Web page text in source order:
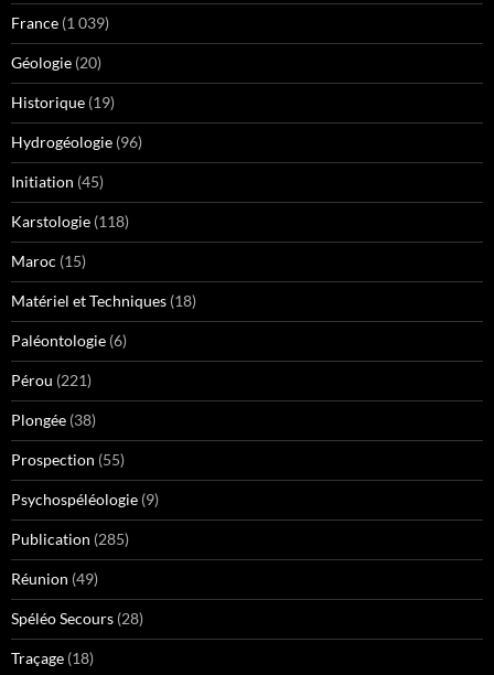
France (1 039)
Géologie (20)
Historique (19)
Hydrogéologie (96)
Initiation (45)
Karstologie (118)
Maroc (15)
Matériel et Techniques (18)
Paléontologie (6)
Pérou (221)
Plongée (38)
Prospection (55)
Psychospéléologie (9)
Publication (285)
Réunion (49)
Spéléo Secours (28)
Traçage (18)